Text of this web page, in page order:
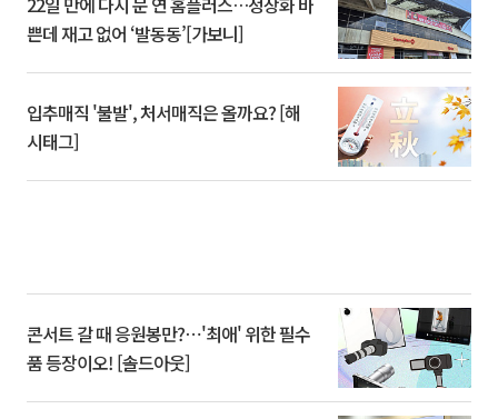
쁜데 재고 없어 ‘발동동’[가보니]
입추매직 '불발', 처서매직은 올까요? [해
시태그]
콘서트 갈 때 응원봉만?⋯'최애' 위한 필수
품 등장이오! [솔드아웃]